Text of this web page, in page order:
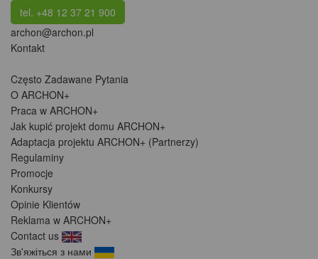
tel. +48 12 37 21 900
archon@archon.pl
Kontakt
Często Zadawane Pytania
O ARCHON+
Praca w ARCHON+
Jak kupić projekt domu ARCHON+
Adaptacja projektu ARCHON+ (Partnerzy)
Regulaminy
Promocje
Konkursy
Opinie Klientów
Reklama w ARCHON+
Contact us
Зв'яжіться з нами